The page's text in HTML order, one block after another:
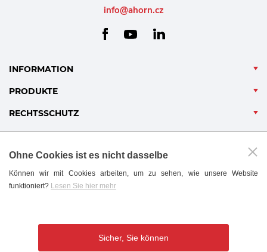
info@ahorn.cz
facebook youtube
INFORMATION
PRODUKTE
RECHTSSCHUTZ
B2B - PARTNERPORTAL
Ohne Cookies ist es nicht dasselbe
Können wir mit Cookies arbeiten, um zu sehen, wie unsere Website
funktioniert? Lesen Sie hier mehr
Sicher, Sie können